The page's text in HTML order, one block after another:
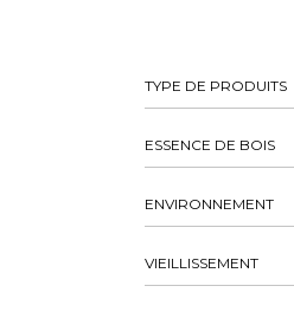
TYPE DE PRODUITS
ESSENCE DE BOIS
ENVIRONNEMENT
VIEILLISSEMENT